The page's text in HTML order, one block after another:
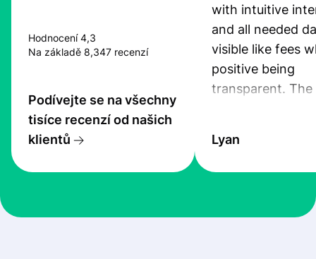
Hodnocení 4,3
Na základě 8,347 recenzí
Podívejte se na všechny
tisíce recenzí od našich
klientů
with intuitive
and all needed
visible like fees
positive being
transparent. The
the exchange
at Profee is very
Lyan